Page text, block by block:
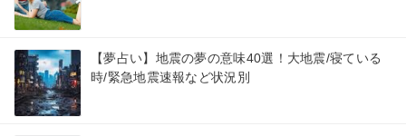
【夢占い】地震の夢の意味40選！大地震/寝ている
時/緊急地震速報など状況別